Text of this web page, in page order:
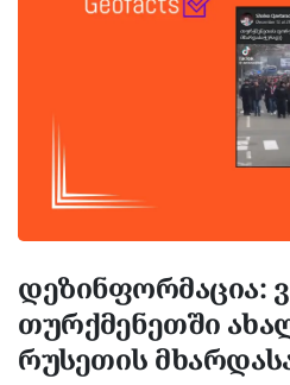
დეზინფორმაცია:
თურქმენეთში
რუსეთის